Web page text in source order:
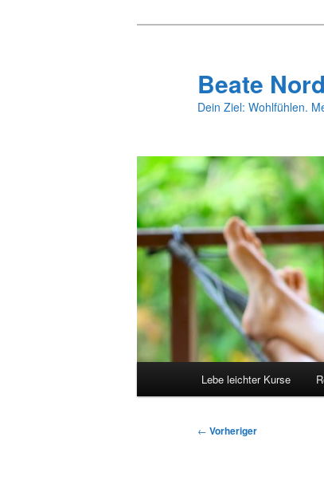
Beate
Dein Ziel: Wohlfühlen.
Lebe leichter Kurse
Beitragsnavigation
← Vorheriger